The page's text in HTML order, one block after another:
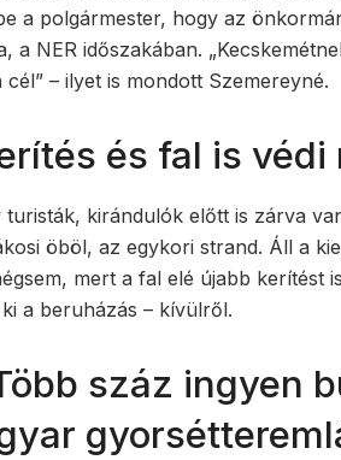
a polgármester, hogy az
a NER időszakában.
– ilyet is mondott Szemereyné.
és fal is
turisták, kirándulók előtt is zárva
öböl, az egykori strand. Áll a
mert a fal elé újabb kerítést
a beruházás – kívülről.
száz ingyen